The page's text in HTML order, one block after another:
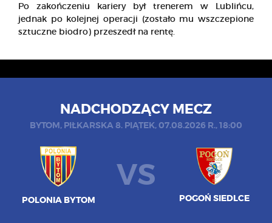
Po zakończeniu kariery był trenerem w Lublińcu,
jednak po kolejnej operacji (zostało mu wszczepione
sztuczne biodro) przeszedł na rentę.
NADCHODZĄCY MECZ
BYTOM, PIŁKARSKA 8. PIĄTEK, 07.08.2026 R., 18:00
POLONIA BYTOM
VS
POGOŃ SIEDLCE